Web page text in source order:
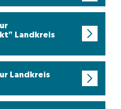
Landkreis
Landkreis